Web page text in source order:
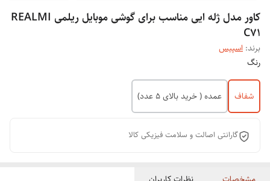
کاور مدل ژله ایی مناسب برای گوشی موبایل ریلمی REALMI
C71
برند: اسپیس
رنگ
شفاف عمده ( خرید بالای 5 عدد)
گارانتی اصالت و سلامت فیزیکی کالا